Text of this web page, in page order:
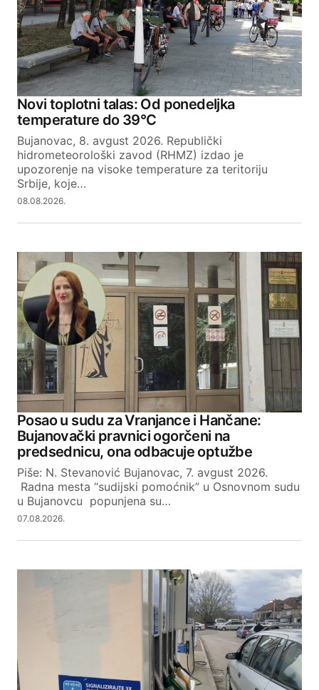
Novi toplotni talas: Od ponedeljka
temperature do 39°C
Bujanovac, 8. avgust 2026. Republički
hidrometeorološki zavod (RHMZ) izdao je
upozorenje na visoke temperature za teritoriju
Srbije, koje…
08.08.2026.
Posao u sudu za Vranjance i Hančane:
Bujanovački pravnici ogorčeni na
predsednicu, ona odbacuje optužbe
Piše: N. Stevanović Bujanovac, 7. avgust 2026.
Radna mesta “sudijski pomoćnik” u Osnovnom sudu
u Bujanovcu popunjena su…
07.08.2026.